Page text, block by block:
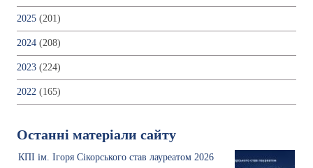
2025 (201)
2024 (208)
2023 (224)
2022 (165)
Останні матеріали сайту
КПІ ім. Ігоря Сікорського став лауреатом 2026